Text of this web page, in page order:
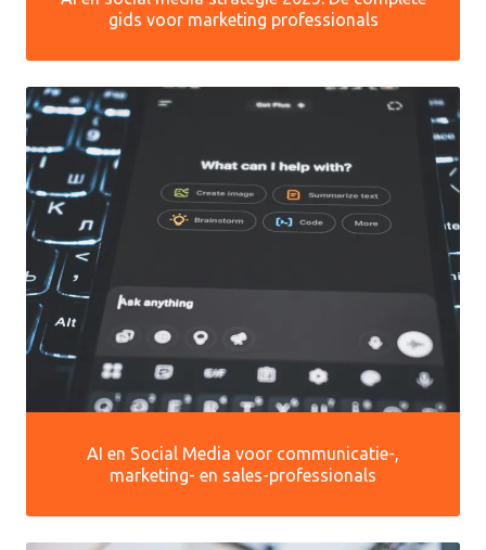
gids voor marketing professionals
AI en Social Media voor communicatie-,
marketing- en sales-professionals